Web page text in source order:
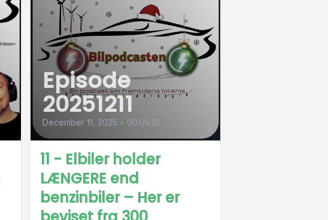
Episode
20251211
December 11, 2025 • 00:05:21
11 - Elbiler holder
LÆNGERE end
benzinbiler – Her er